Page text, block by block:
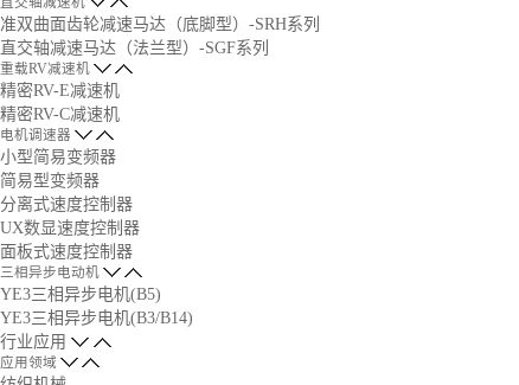
准双曲面齿轮减速马达（底脚型）-SRH系列
直交轴减速马达（法兰型）-SGF系列
重载RV减速机
精密RV-E减速机
精密RV-C减速机
电机调速器
小型简易变频器
简易型变频器
分离式速度控制器
UX数显速度控制器
面板式速度控制器
三相异步电动机
YE3三相异步电机(B5)
YE3三相异步电机(B3/B14)
行业应用
应用领域